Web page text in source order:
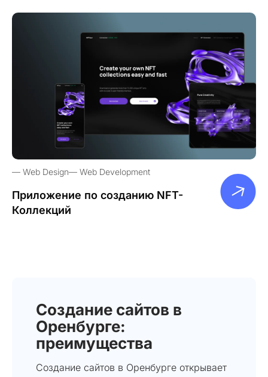
Web Design Web Development
Приложение по созданию NFT-
Коллекций
Создание сайтов в
Оренбурге:
преимущества
Создание сайтов в Оренбурге открывает